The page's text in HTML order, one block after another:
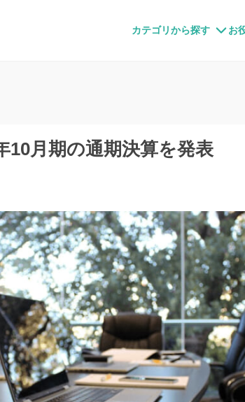
カテゴリから探す お
10月期の通期決算を発表